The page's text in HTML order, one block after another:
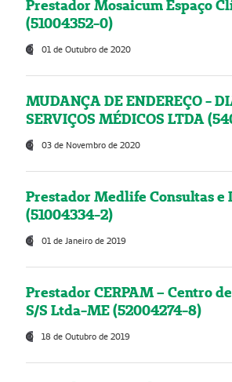
Prestador Mosaicum Espaço
(51004352-0)
01 de Outubro de 2020
MUDANÇA DE ENDEREÇO -
SERVIÇOS MÉDICOS LTDA
03 de Novembro de 2020
Prestador Medlife Consultas e
(51004334-2)
01 de Janeiro de 2019
Prestador CERPAM – Centro
S/S Ltda-ME (52004274-8)
18 de Outubro de 2019